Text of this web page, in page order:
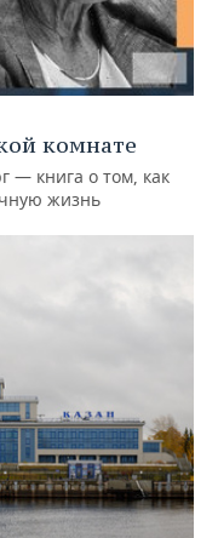
комнате
— книга о том, как
жизнь